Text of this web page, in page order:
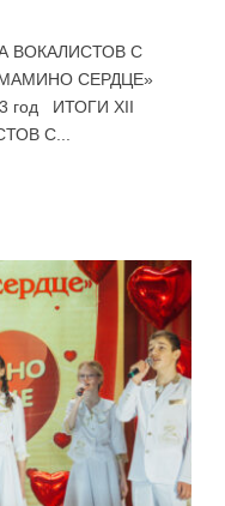
ВОКАЛИСТОВ С
СЕРДЦЕ»
год ИТОГИ XII
С...